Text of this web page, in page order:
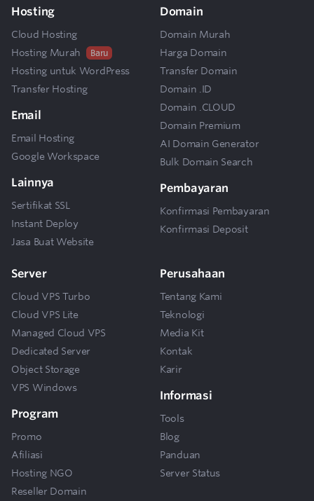
8
Apakah layanan Dedicated Server bisa
dibatalkan atau refund?
Apakah DomaiNesia melakukan backup data
secara berkala untuk layanan Dedicated
Hosting
Cloud Hosting
Hosting Murah
Baru
Hosting untuk WordPress
Transfer Hosting
Email
Email Hosting
Google Workspace
Lainnya
Sertifikat SSL
Instant Deploy
Jasa Buat Website
Domain
Domain Murah
Harga Domain
Transfer Domain
Domain .ID
Domain .CLOUD
Domain Premium
AI Domain Generator
Bulk Domain Search
Pembayaran
Konfirmasi Pembayaran
Konfirmasi Deposit
Server
Cloud VPS Turbo
Cloud VPS Lite
Managed Cloud VPS
Dedicated Server
Object Storage
VPS Windows
Program
Promo
Afiliasi
Hosting NGO
Reseller Domain
Perusahaan
Tentang Kami
Teknologi
Media Kit
Kontak
Karir
Informasi
Tools
Blog
Panduan
Server Status